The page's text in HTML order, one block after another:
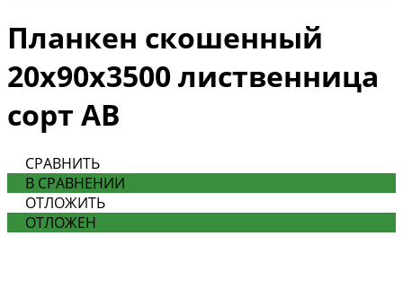
Планкен скошенный
20х90х3500 лиственница
сорт AB
СРАВНИТЬ
В СРАВНЕНИИ
ОТЛОЖИТЬ
ОТЛОЖЕН